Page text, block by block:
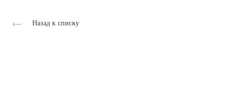
Назад к списку